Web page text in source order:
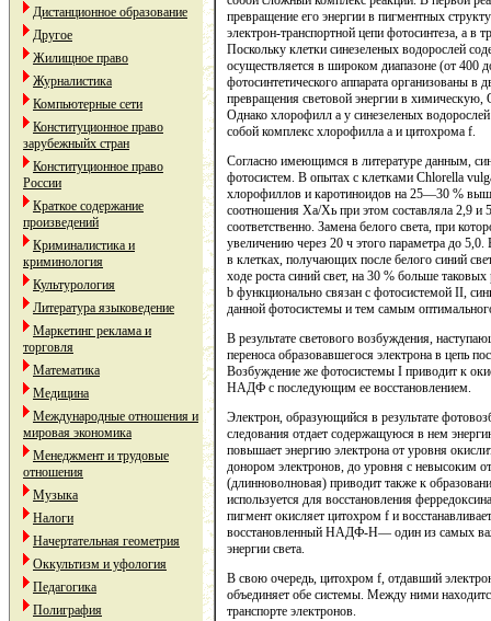
Дистанционное образование
Другое
Жилищное право
Журналистика
Компьютерные сети
Конституционное право
зарубежныйх стран
Конституционное право
России
Краткое содержание
произведений
Криминалистика и
криминология
Культурология
Литература языковедение
Маркетинг реклама и
торговля
Математика
Медицина
Международные отношения и
мировая экономика
Менеджмент и трудовые
отношения
Музыка
Налоги
Начертательная геометрия
Оккультизм и уфология
Педагогика
Полиграфия
превращение его энергии в пигментных
электрон-транспортной цепи фотосинтеза, а в
Поскольку клетки синезеленых водорослей
осуществляется в широком диапазоне (от
фотосинтетического аппарата организованы
превращения световой энергии в
Однако хлорофилл а у синезеленых
собой комплекс хлорофилла а и цитохрома f.
Согласно имеющимся в литературе данным,
фотосистем. В опытах с клетками Chlorella
хлорофиллов и каротиноидов на 25—30 %
соотношения Ха/Хь при этом составляла 2,9 и
соответственно. Замена белого света, при
увеличению через 20 ч этого параметра до
в клетках, получающих после белого синий
ходе роста синий свет, на 30 % больше
b функционально связан с фотосистемой II,
данной фотосистемы и тем самым
В результате светового возбуждения,
переноса образовавшегося электрона в цепь
Возбуждение же фотосистемы I приводит к
НАДФ с последующим ее восстановлением.
Электрон, образующийся в результате
следования отдает содержащуюся в нем
повышает энергию электрона от уровня
донором электронов, до уровня с невысоким
(длинноволновая) приводит также к
используется для восстановления
пигмент окисляет цитохром f и
восстановленный НАДФ-Н— один из самых
энергии света.
В свою очередь, цитохром f, отдавший
объединяет обе системы. Между ними
транспорте электронов.